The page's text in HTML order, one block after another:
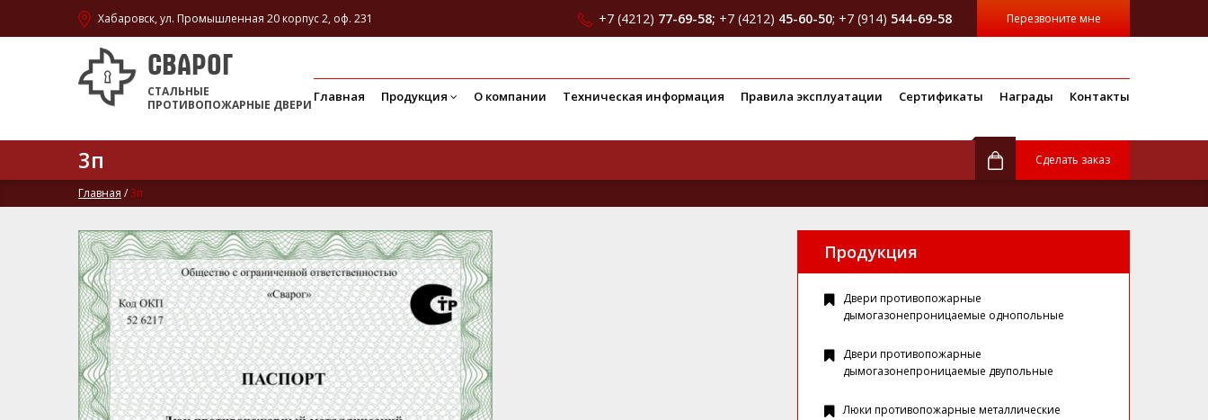
Хабаровск, ул. Промышленная 20 корпус 2, оф. 231 Перезвоните мне
+7 (4212) 77-69-58; +7 (4212) 45-60-50; +7 (914) 544-69-58
СВАРОГ
СТАЛЬНЫЕ
ПРОТИВОПОЖАРНЫЕ ДВЕРИ
Главная Продукция О компании Техническая информация Правила эксплуатации Сертификаты Награды Контакты
3п Сделать заказ
Главная /3п
Продукция
Двери противопожарные
дымогазонепроницаемые однопольные
Двери противопожарные
дымогазонепроницаемые двупольные
Люки противопожарные металлические